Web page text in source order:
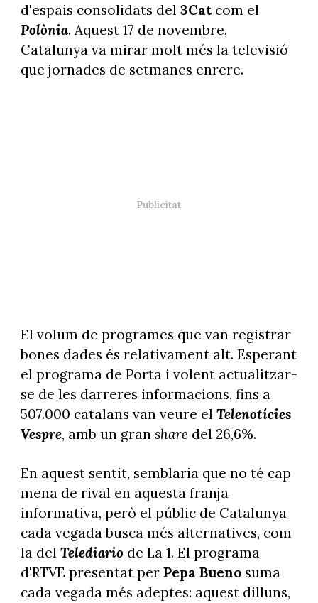
d'espais consolidats del 3Cat com el
Polònia. Aquest 17 de novembre,
Catalunya va mirar molt més la televisió
que jornades de setmanes enrere.
El volum de programes que van registrar
bones dades és relativament alt. Esperant
el programa de Porta i volent actualitzar-
se de les darreres informacions, fins a
507.000 catalans van veure el Telenotícies
Vespre, amb un gran sharedel 26,6%.
En aquest sentit, semblaria que no té cap
mena de rival en aquesta franja
informativa, però el públic de Catalunya
cada vegada busca més alternatives, com
la del Telediariode La 1. El programa
d'RTVE presentat per Pepa Bueno suma
cada vegada més adeptes: aquest dilluns,